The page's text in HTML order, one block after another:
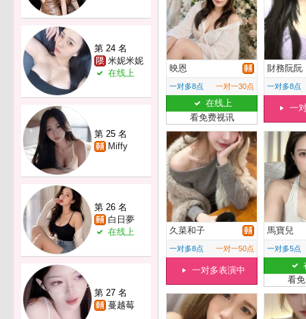
第 24 名
米妮米妮
在线上
第 25 名
Miffy
第 26 名
白日夢
在线上
第 27 名
蔓越莓
映恩
一对多8点 一对一30点
在线上
看免费视讯
財務阮阮
一对多8点
一
久菜和子
一对多8点 一对一50点
一对多表演中
馬寶兒
一对多5点
看